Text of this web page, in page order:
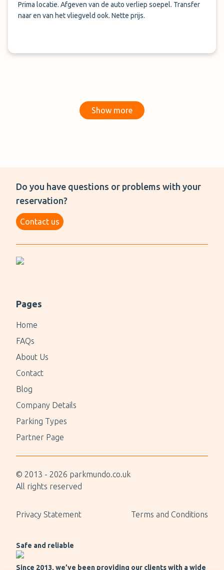
Prima locatie. Afgeven van de auto verliep soepel. Transfer
naar en van het vliegveld ook. Nette prijs.
Show more
Do you have questions or problems with your
reservation?
Contact us
Pages
Home
FAQs
About Us
Contact
Blog
Company Details
Parking Types
Partner Page
© 2013 - 2026 parkmundo.co.uk
All rights reserved
Privacy Statement Terms and Conditions
Safe and reliable
Since 2013, we’ve been providing our clients with a wide